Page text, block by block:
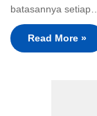
batasannya setiap…
Read More »